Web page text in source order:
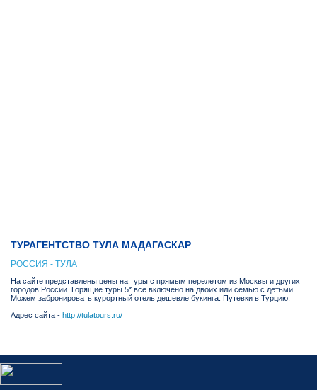
ТУРАГЕНТСТВО ТУЛА МАДАГАСКАР
РОССИЯ - ТУЛА
На сайте представлены цены на туры с прямым перелетом из Москвы и других
городов России. Горящие туры 5* все включено на двоих или семью с детьми.
Можем забронировать курортный отель дешевле букинга. Путевки в Турцию.
Адрес сайта - http://tulatours.ru/